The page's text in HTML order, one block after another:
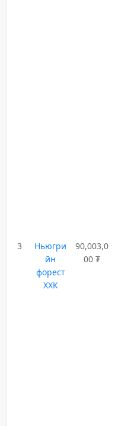
3
Ньюгри
йн
форест
ХХК
90,003,0
00 ₮